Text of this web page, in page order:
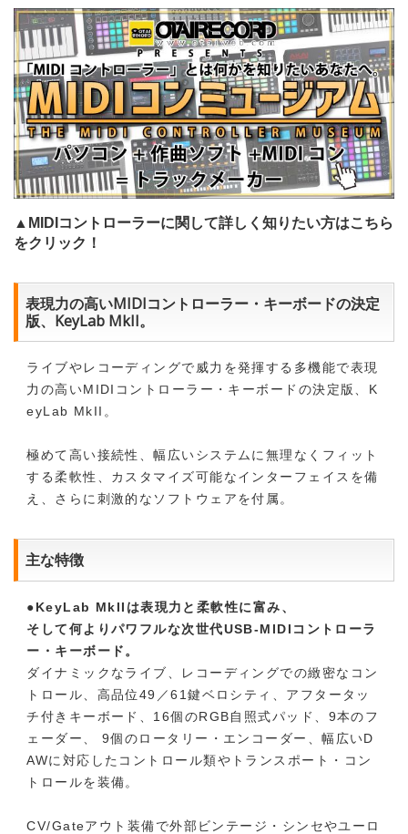
▲MIDIコントローラーに関して詳しく知りたい方はこちら
をクリック！
表現力の高いMIDIコントローラー・キーボードの決定
版、KeyLab MkII。
ライブやレコーディングで威力を発揮する多機能で表現
力の高いMIDIコントローラー・キーボードの決定版、K
eyLab MkII。
極めて高い接続性、幅広いシステムに無理なくフィット
する柔軟性、カスタマイズ可能なインターフェイスを備
え、さらに刺激的なソフトウェアを付属。
主な特徴
●KeyLab MkIIは表現力と柔軟性に富み、
そして何よりパワフルな次世代USB-MIDIコントローラ
ー・キーボード。
ダイナミックなライブ、レコーディングでの緻密なコン
トロール、高品位49／61鍵ベロシティ、アフタータッ
チ付きキーボード、16個のRGB自照式パッド、9本のフ
ェーダー、 9個のロータリー・エンコーダー、幅広いD
AWに対応したコントロール類やトランスポート・コン
トロールを装備。
CV/Gateアウト装備で外部ビンテージ・シンセやユーロ